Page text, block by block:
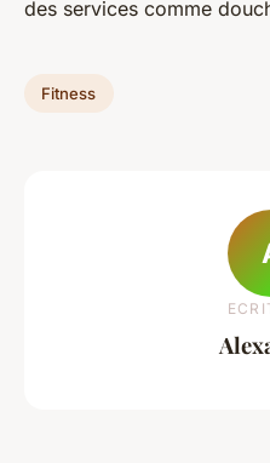
des services comme
Fitness